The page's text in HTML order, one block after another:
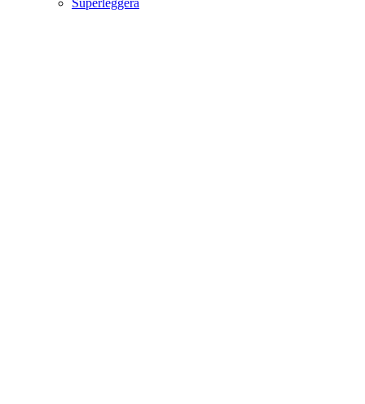
Superleggera